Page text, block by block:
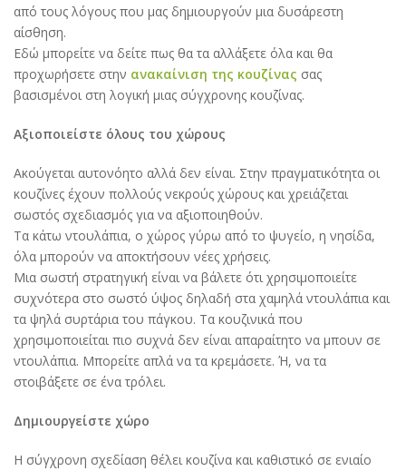
από τους λόγους που μας δημιουργούν μια δυσάρεστη
αίσθηση.
Εδώ μπορείτε να δείτε πως θα τα αλλάξετε όλα και θα
προχωρήσετε στην ανακαίνιση της κουζίνας σας
βασισμένοι στη λογική μιας σύγχρονης κουζίνας.
Αξιοποιείστε όλους του χώρους
Ακούγεται αυτονόητο αλλά δεν είναι. Στην πραγματικότητα οι
κουζίνες έχουν πολλούς νεκρούς χώρους και χρειάζεται
σωστός σχεδιασμός για να αξιοποιηθούν.
Τα κάτω ντουλάπια, ο χώρος γύρω από το ψυγείο, η νησίδα,
όλα μπορούν να αποκτήσουν νέες χρήσεις.
Μια σωστή στρατηγική είναι να βάλετε ότι χρησιμοποιείτε
συχνότερα στο σωστό ύψος δηλαδή στα χαμηλά ντουλάπια και
τα ψηλά συρτάρια του πάγκου. Τα κουζινικά που
χρησιμοποιείται πιο συχνά δεν είναι απαραίτητο να μπουν σε
ντουλάπια. Μπορείτε απλά να τα κρεμάσετε. Ή, να τα
στοιβάξετε σε ένα τρόλει.
Δημιουργείστε χώρο
Η σύγχρονη σχεδίαση θέλει κουζίνα και καθιστικό σε ενιαίο